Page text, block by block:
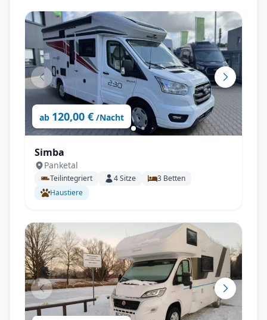
ab 120,00 € /Nacht
Simba
Panketal
Teilintegriert 4Sitze 3 Betten
Haustiere